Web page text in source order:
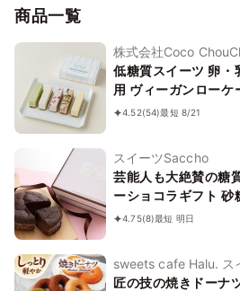
商品一覧
株式会社Coco
低糖質スイーツ 卵・
用 ヴィーガンローケ
《ヴィーガンスイー
4.52(54)最短 8/21
スイーツSaccho
芸能人も大絶賛の糖
ーショコラギフト 砂
限・ロカボ・低糖質
4.75(8)最短 明日
sweets cafe Halu. ス